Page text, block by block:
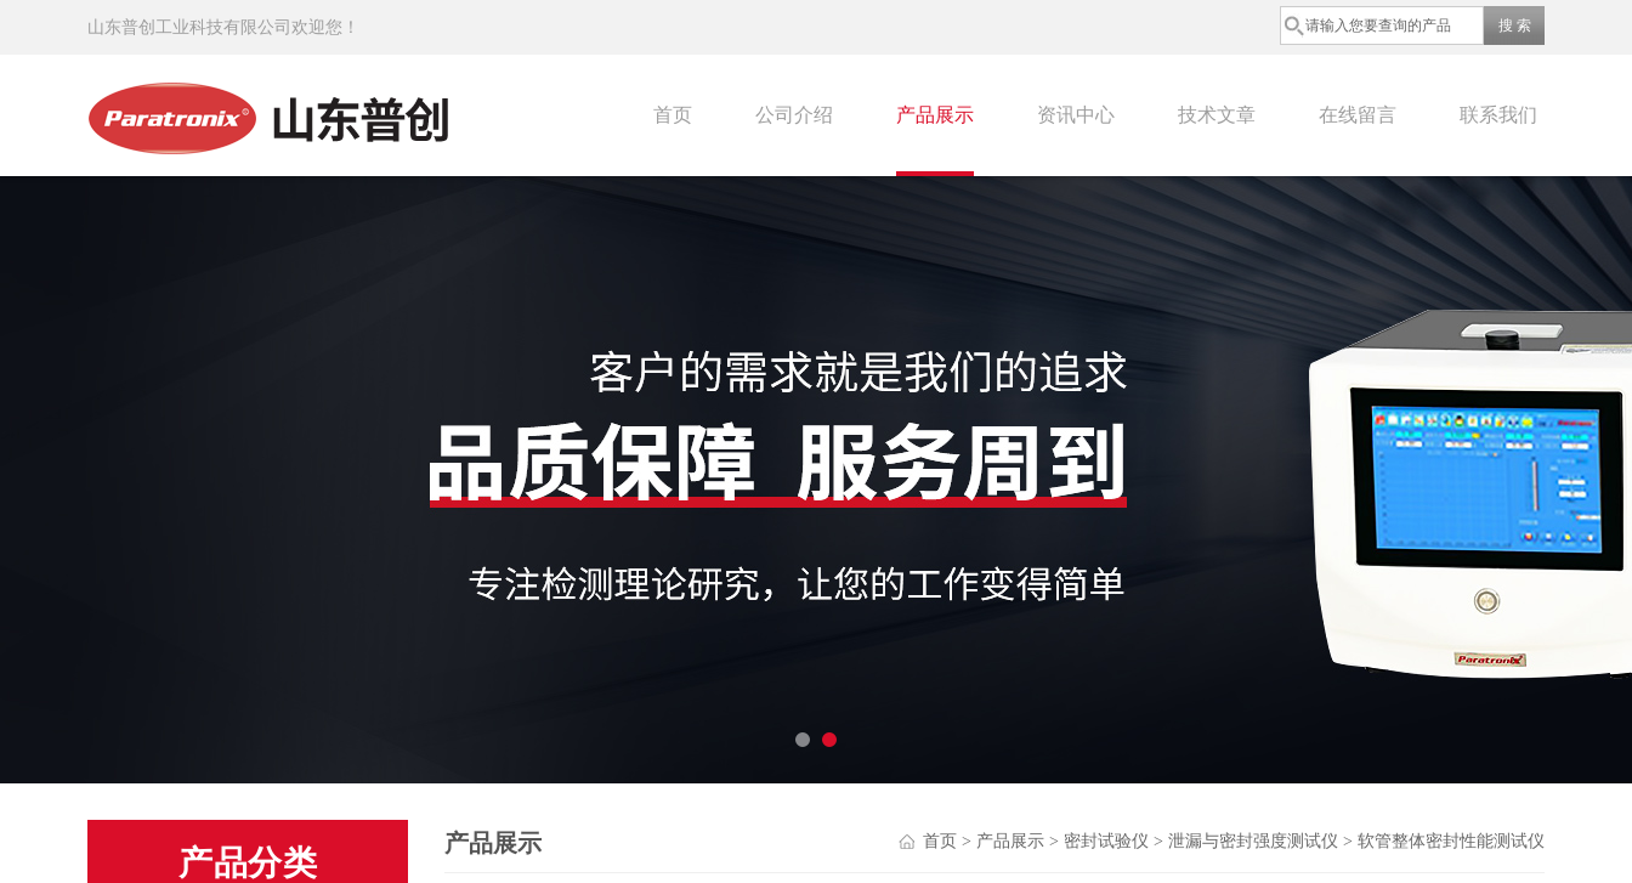
山东普创工业科技有限公司欢迎您！
首页 公司介绍 产品展示 资讯中心 技术文章 在线留言 联系我们
产品分类
产品展示 首页 > 产品展示 > 密封试验仪 > 泄漏与密封强度测试仪 > 软管整体密封性能测试仪